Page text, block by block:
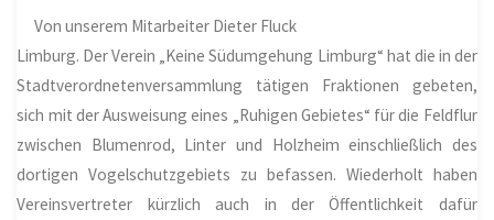
Von unserem Mitarbeiter Dieter Fluck
Limburg. Der Verein „Keine Südumgehung Limburg“ hat die in der
Stadtverordnetenversammlung tätigen Fraktionen gebeten,
sich mit der Ausweisung eines „Ruhigen Gebietes“ für die Feldflur
zwischen Blumenrod, Linter und Holzheim einschließlich des
dortigen Vogelschutzgebiets zu befassen. Wiederholt haben
Vereinsvertreter kürzlich auch in der Öffentlichkeit dafür